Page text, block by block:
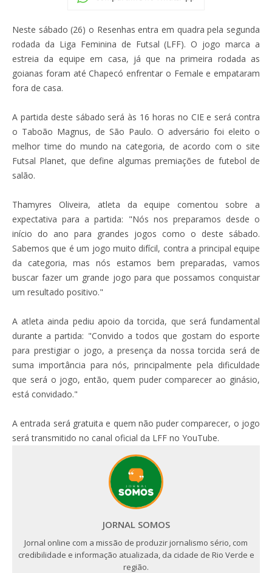
Neste sábado (26) o Resenhas entra em quadra pela segunda
rodada da Liga Feminina de Futsal (LFF). O jogo marca a
estreia da equipe em casa, já que na primeira rodada as
goianas foram até Chapecó enfrentar o Female e empataram
fora de casa.
A partida deste sábado será às 16 horas no CIE e será contra
o Taboão Magnus, de São Paulo. O adversário foi eleito o
melhor time do mundo na categoria, de acordo com o site
Futsal Planet, que define algumas premiações de futebol de
salão.
Thamyres Oliveira, atleta da equipe comentou sobre a
expectativa para a partida: "Nós nos preparamos desde o
início do ano para grandes jogos como o deste sábado.
Sabemos que é um jogo muito difícil, contra a principal equipe
da categoria, mas nós estamos bem preparadas, vamos
buscar fazer um grande jogo para que possamos conquistar
um resultado positivo."
A atleta ainda pediu apoio da torcida, que será fundamental
durante a partida: "Convido a todos que gostam do esporte
para prestigiar o jogo, a presença da nossa torcida será de
suma importância para nós, principalmente pela dificuldade
que será o jogo, então, quem puder comparecer ao ginásio,
está convidado."
A entrada será gratuita e quem não puder comparecer, o jogo
será transmitido no canal oficial da LFF no YouTube.
JORNAL SOMOS
Jornal online com a missão de produzir jornalismo sério, com
credibilidade e informação atualizada, da cidade de Rio Verde e
região.